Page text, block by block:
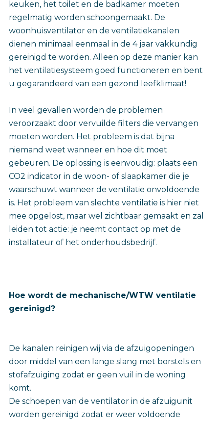
keuken, het toilet en de badkamer moeten
regelmatig worden schoongemaakt. De
woonhuisventilator en de ventilatiekanalen
dienen minimaal eenmaal in de 4 jaar vakkundig
gereinigd te worden. Alleen op deze manier kan
het ventilatiesysteem goed functioneren en bent
u gegarandeerd van een gezond leefklimaat!
In veel gevallen worden de problemen
veroorzaakt door vervuilde filters die vervangen
moeten worden. Het probleem is dat bijna
niemand weet wanneer en hoe dit moet
gebeuren. De oplossing is eenvoudig: plaats een
CO2 indicator in de woon- of slaapkamer die je
waarschuwt wanneer de ventilatie onvoldoende
is. Het probleem van slechte ventilatie is hier niet
mee opgelost, maar wel zichtbaar gemaakt en zal
leiden tot actie: je neemt contact op met de
installateur of het onderhoudsbedrijf.
Hoe wordt de mechanische/WTW ventilatie
gereinigd?
De kanalen reinigen wij via de afzuigopeningen
door middel van een lange slang met borstels en
stofafzuiging zodat er geen vuil in de woning
komt.
De schoepen van de ventilator in de afzuigunit
worden gereinigd zodat er weer voldoende